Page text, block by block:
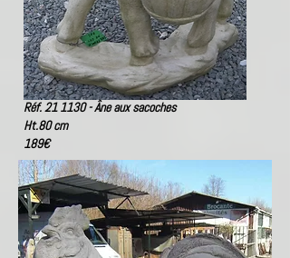
Réf. 21 1130 - Âne aux sacoches
Ht.80 cm
189€